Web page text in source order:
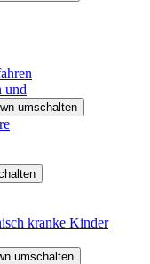
und
umschalten
kranke Kinder
umschalten